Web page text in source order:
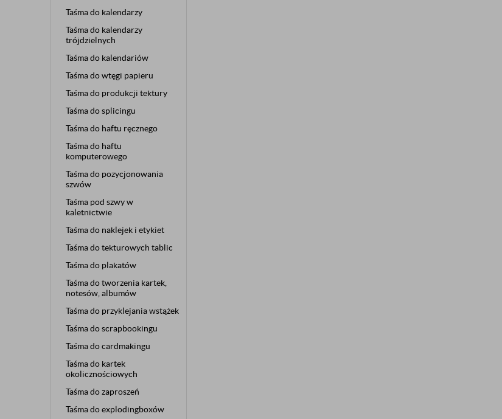
Taśma do kalendarzy
Taśma do kalendarzy
trójdzielnych
Taśma do kalendariów
Taśma do wtęgi papieru
Taśma do produkcji tektury
Taśma do splicingu
Taśma do haftu ręcznego
Taśma do haftu
komputerowego
Taśma do pozycjonowania
szwów
Taśma pod szwy w
kaletnictwie
Taśma do naklejek i etykiet
Taśma do tekturowych tablic
Taśma do plakatów
Taśma do tworzenia kartek,
notesów, albumów
Taśma do przyklejania wstążek
Taśma do scrapbookingu
Taśma do cardmakingu
Taśma do kartek
okolicznościowych
Taśma do zaproszeń
Taśma do explodingboxów